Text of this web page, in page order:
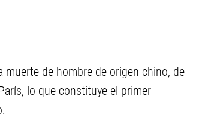
muerte de hombre de origen chino, de
lo que constituye el primer